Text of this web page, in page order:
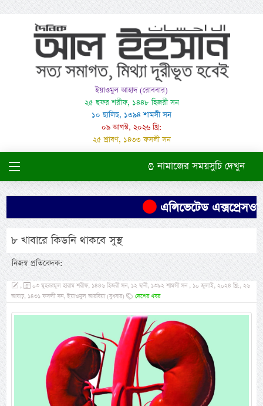
ইয়াওমুল আহাদ (রোববার)
২৫ ছফর শরীফ, ১৪৪৮ হিজরী সন
১০ ছালিছ, ১৩৯৪ শামসী সন
০৯ আগস্ট, ২০২৬ খ্রি:
২৫ শ্রাবণ, ১৪৩৩ ফসলী সন
নামাজের সময়সুচি দেখুন
এলিভেটেড
৮ খাবারে কিডনি থাকবে সুস্থ
নিজস্ব প্রতিবেদক:
,
০৩ মুহররমুল হারাম শরীফ, ১৪৪৬ হিজরী সন, ১২ ছানী, ১৩৯২ শামসী সন , ১০ জুলাই, ২০২৪ খ্রি:, ২৬
আষাঢ়, ১৪৩১ ফসলী সন, ইয়াওমুল আরবিয়া (বুধবার)
দেশের খবর